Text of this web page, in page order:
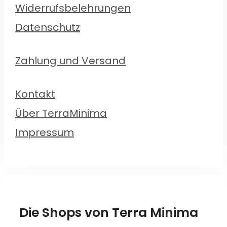
Widerrufsbelehrungen
Datenschutz
Zahlung und Versand
Kontakt
Über TerraMinima
Impressum
Die Shops von Terra Minima